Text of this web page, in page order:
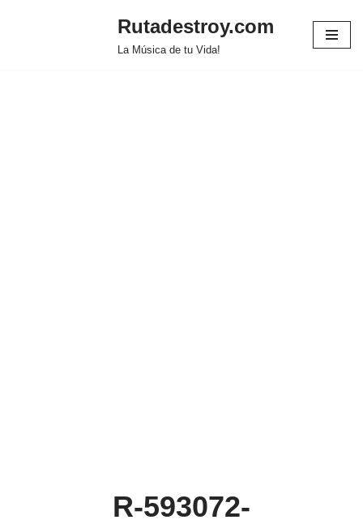
Rutadestroy.com
La Música de tu Vida!
R-593072-